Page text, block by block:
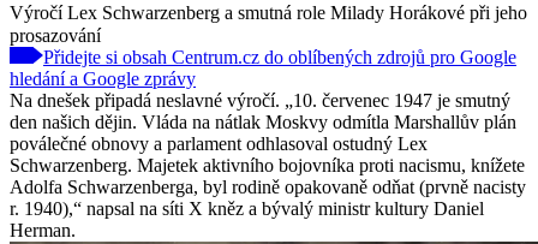
Výročí Lex Schwarzenberg a smutná role Milady Horákové při jeho
prosazování
Přidejte si obsah Centrum.cz do oblíbených zdrojů pro Google
hledání a Google zprávy
Na dnešek připadá neslavné výročí. „10. červenec 1947 je smutný
den našich dějin. Vláda na nátlak Moskvy odmítla Marshallův plán
poválečné obnovy a parlament odhlasoval ostudný Lex
Schwarzenberg. Majetek aktivního bojovníka proti nacismu, knížete
Adolfa Schwarzenberga, byl rodině opakovaně odňat (prvně nacisty
r. 1940),“ napsal na síti X kněz a bývalý ministr kultury Daniel
Herman.